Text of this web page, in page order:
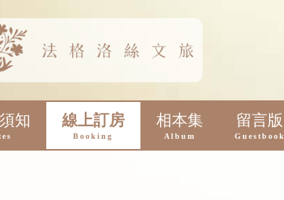
知 線上訂房
Booking
相本集
Album
留言版
Guestbook